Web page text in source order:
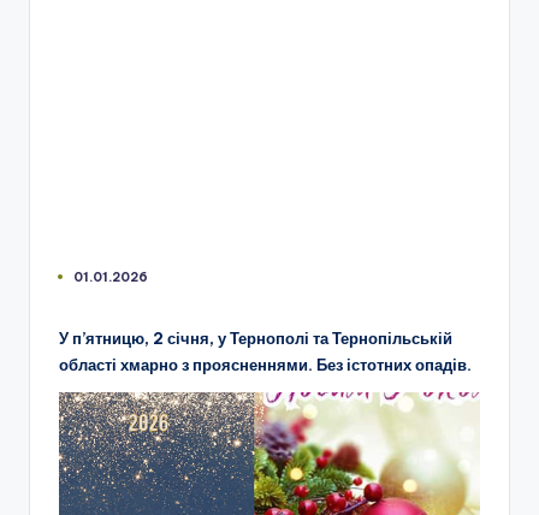
01.01.2026
У п’ятницю, 2 січня, у Тернополі та Тернопільській
області хмарно з проясненнями. Без істотних опадів.